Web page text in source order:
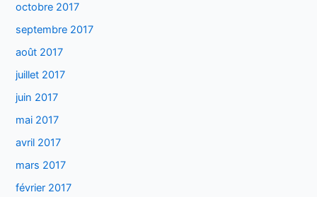
octobre 2017
septembre 2017
août 2017
juillet 2017
juin 2017
mai 2017
avril 2017
mars 2017
février 2017